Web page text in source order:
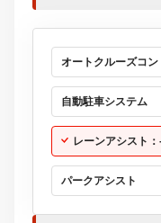
オートクルーズコン
自動駐車システム
レーンアシスト
パークアシスト